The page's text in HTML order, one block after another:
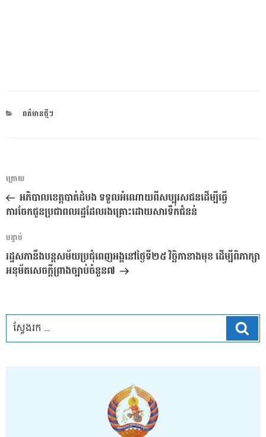
CATEGORIES
ពត៌មានថ្មីៗ
ការ​
នាំទិស​
ប្រកាស
អត្ថបទ
មុន
ក្រោយ
អភិបាលខេត្តបាត់ដំបង ទទួលអំណោយពីសប្បុរសជនដើម្បីធ្វើ
ការចែកជូនប្រជាពលរដ្ឋដែលរងគ្រោះដោយសារទឹកជំនន់
អត្ថបទ
បន្ទាប់
បន្ទាប់
រដ្ឋសភានឹងបន្តសម័យប្រជុំពេញអង្គនៅថ្ងៃទី២៥​ វិច្ឆិកាខាងមុខ ដើម្បីពិភាក្សា
អនុម័តសេចក្តីព្រាងច្បាប់ចំនួន៧